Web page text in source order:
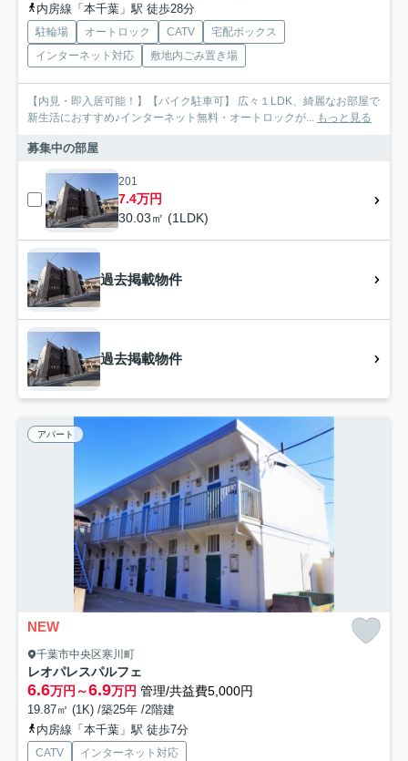
内房線「本千葉」駅 徒歩28分
駐輪場 オートロック CATV
宅配ボックス
インターネット対応
敷地内ごみ置き場
【内見・即入居可能！】【バイク駐車可】 広々１LDK、綺麗なお部屋で
新生活におすすめ♪インターネット無料・オートロックが...
もっと見る
募集中の部屋
201
7.4万円
30.03㎡ (1LDK)
過去掲載物件
過去掲載物件
アパート
NEW
千葉市中央区寒川町
レオパレスパルフェ
6.6万円～6.9万円 管理/共益費5,000円
19.87㎡ (1K) /築25年 /2階建
内房線「本千葉」駅 徒歩7分
CATV インターネット対応